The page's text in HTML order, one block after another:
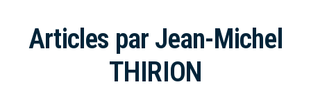
Articles par Jean-Michel
THIRION